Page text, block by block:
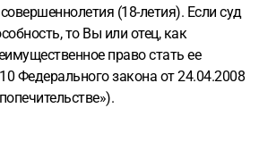
(18-летия). Если суд
то Вы или отец, как
право стать ее
Федерального закона от 24.04.2008